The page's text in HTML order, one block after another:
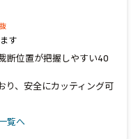
す
断位置が把握しやすい40
り、安全にカッティング可
覧へ